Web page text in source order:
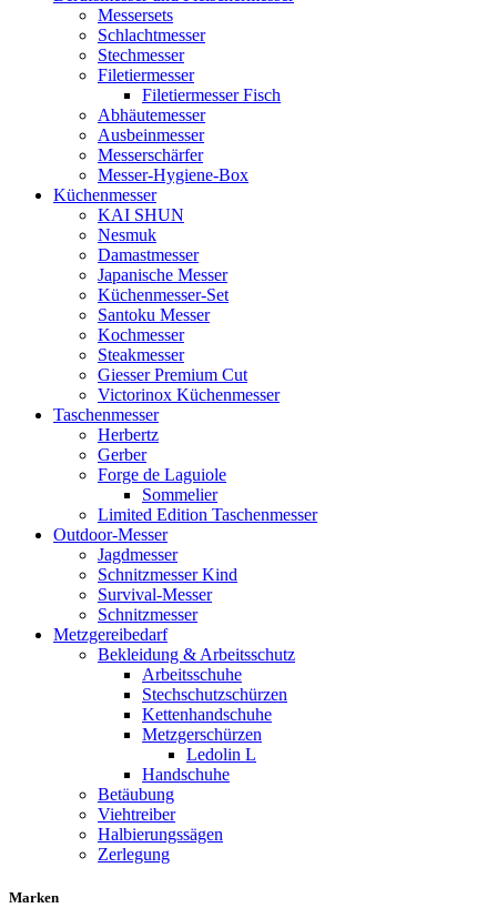
Messersets
Schlachtmesser
Stechmesser
Filetiermesser
Filetiermesser Fisch
Abhäutemesser
Ausbeinmesser
Messerschärfer
Messer-Hygiene-Box
Küchenmesser
KAI SHUN
Nesmuk
Damastmesser
Japanische Messer
Küchenmesser-Set
Santoku Messer
Kochmesser
Steakmesser
Giesser Premium Cut
Victorinox Küchenmesser
Taschenmesser
Herbertz
Gerber
Forge de Laguiole
Sommelier
Limited Edition Taschenmesser
Outdoor-Messer
Jagdmesser
Schnitzmesser Kind
Survival-Messer
Schnitzmesser
Metzgereibedarf
Bekleidung & Arbeitsschutz
Arbeitsschuhe
Stechschutzschürzen
Kettenhandschuhe
Metzgerschürzen
Ledolin L
Handschuhe
Betäubung
Viehtreiber
Halbierungssägen
Zerlegung
Marken